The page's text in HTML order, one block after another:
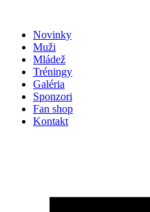
obsah
Novinky
Muži
Mládež
Tréningy
Galéria
Sponzori
Fan shop
Kontakt